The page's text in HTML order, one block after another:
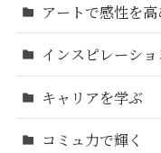
アートで感性を高
インスピレーショ
キャリアを学ぶ
コミュ力で輝く